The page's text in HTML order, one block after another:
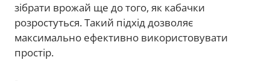
зібрати врожай ще до того, як кабачки
розростуться. Такий підхід дозволяє
максимально ефективно використовувати
простір.